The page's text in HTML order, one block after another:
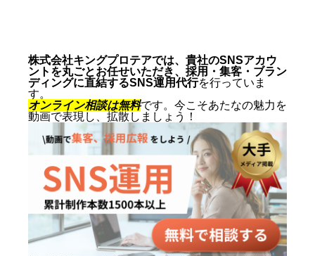
株式会社キングプロテアでは、貴社のSNSアカウ
ントを丸ごとお任せいただき、採用・集客・ブラン
ディングに直結するSNS運用代行を行っていま
す。
オンライン相談は無料です。今こそあたなの魅力を
動画で表現し、拡散しましょう！